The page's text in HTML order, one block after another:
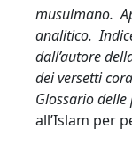
musulmano.
analitico.
dall’autore
dei versetti
Glossario
all’Islam per